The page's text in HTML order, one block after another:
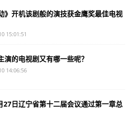
》开机该剧般的演技获金鹰奖最佳电视
15:01:51
演的电视剧又有哪一些呢？
14:06:56
27日辽宁省第十二届会议通过第一章总